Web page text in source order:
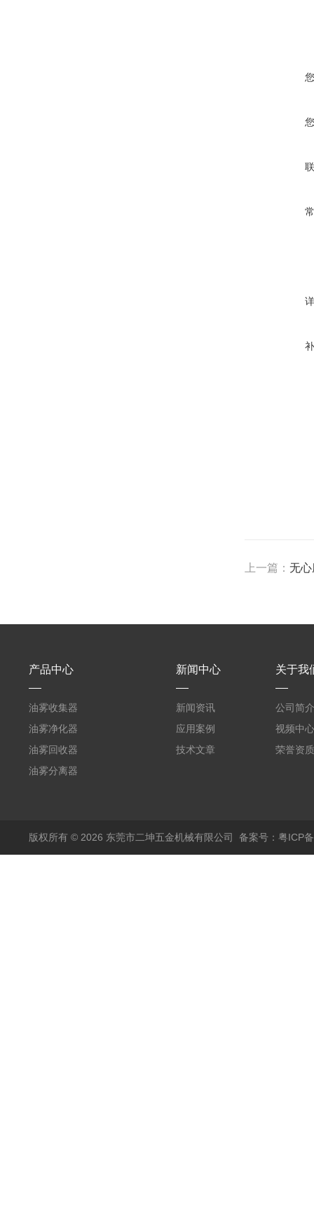
上一篇：无
产品中心
油雾收集器
油雾净化器
油雾回收器
油雾分离器
新闻中心
新闻资讯
应用案例
技术文章
关于我
公司简介
视频中心
荣誉资质
版权所有 © 2026 东莞市二坤五金机械有限公司 备案号：粤ICP